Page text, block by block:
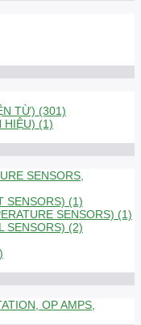
TỪ) (301)
HIỆU) (1)
SENSORS,
SENSORS) (1)
SENSORS) (1)
SENSORS) (2)
OP AMPS,